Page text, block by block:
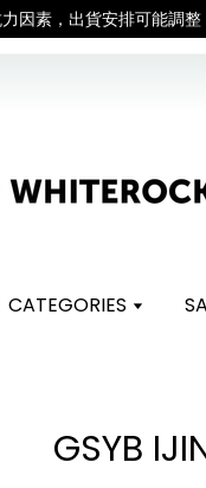
因素，出貨安排可能調
CATEGORIES
GSYB